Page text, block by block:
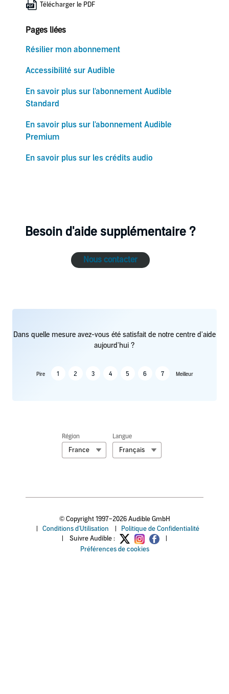
Télécharger le PDF
Pages liées
Résilier mon abonnement
Accessibilité sur Audible
En savoir plus sur l'abonnement Audible
Standard
En savoir plus sur l'abonnement Audible
Premium
En savoir plus sur les crédits audio
Besoin d'aide supplémentaire ?
Nous contacter
Dans quelle mesure avez-vous été satisfait de notre centre d'aide
aujourd'hui ?
Pire 1 2 3 4 5 6 7 Meilleur
Région
France
Langue
Français
© Copyright 1997–2026 Audible GmbH
Conditions d'Utilisation
Politique de Confidentialité
Suivre Audible :
Préférences de cookies